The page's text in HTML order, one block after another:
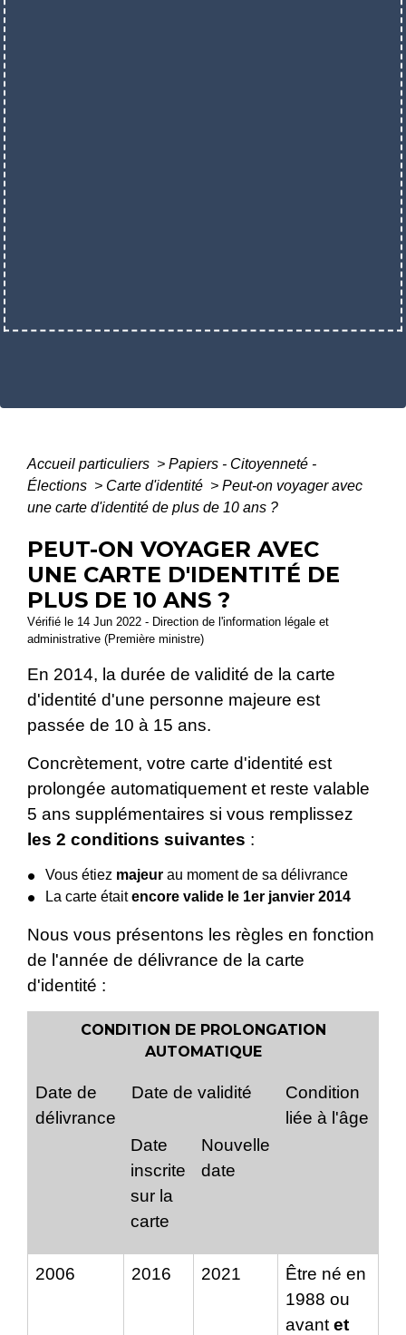
Accueil particuliers > Papiers - Citoyenneté -
Élections > Carte d'identité > Peut-on voyager avec
une carte d'identité de plus de 10 ans ?
PEUT-ON VOYAGER AVEC
UNE CARTE D'IDENTITÉ DE
PLUS DE 10 ANS ?
Vérifié le 14 Jun 2022 - Direction de l'information légale et
administrative (Première ministre)
En 2014, la durée de validité de la carte
d'identité d'une personne majeure est
passée de 10 à 15 ans.
Concrètement, votre carte d'identité est
prolongée automatiquement et reste valable
5 ans supplémentaires si vous remplissez
les 2 conditions suivantes :
Vous étiez majeur au moment de sa délivrance
La carte étaitencore valide le 1er janvier 2014
Nous vous présentons les règles en fonction
de l'année de délivrance de la carte
d'identité :
CONDITION DE PROLONGATION
AUTOMATIQUE
Date de
délivrance
Date de validité
Condition
liée à l'âge
Date
inscrite
sur la
carte
Nouvelle
date
2006 2016 2021
Être né en
1988 ou
avant et